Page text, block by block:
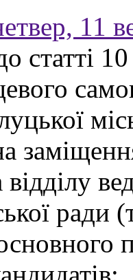
11
статті
ради